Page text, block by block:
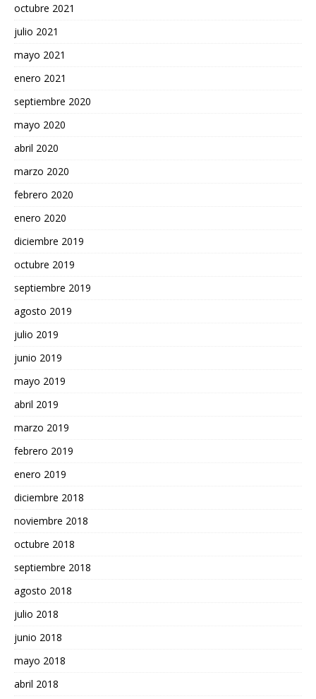
octubre 2021
julio 2021
mayo 2021
enero 2021
septiembre 2020
mayo 2020
abril 2020
marzo 2020
febrero 2020
enero 2020
diciembre 2019
octubre 2019
septiembre 2019
agosto 2019
julio 2019
junio 2019
mayo 2019
abril 2019
marzo 2019
febrero 2019
enero 2019
diciembre 2018
noviembre 2018
octubre 2018
septiembre 2018
agosto 2018
julio 2018
junio 2018
mayo 2018
abril 2018